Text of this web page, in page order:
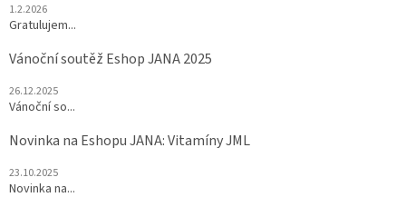
1.2.2026
Gratulujem...
Vánoční soutěž Eshop JANA 2025
26.12.2025
Vánoční so...
Novinka na Eshopu JANA: Vitamíny JML
23.10.2025
Novinka na...